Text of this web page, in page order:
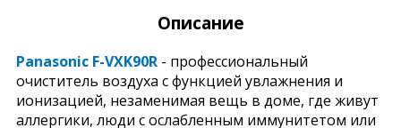
Описание
Panasonic F-VXK90R - профессиональный
очиститель воздуха с функцией увлажнения и
ионизацией, незаменимая вещь в доме, где живут
аллергики, люди с ослабленным иммунитетом или